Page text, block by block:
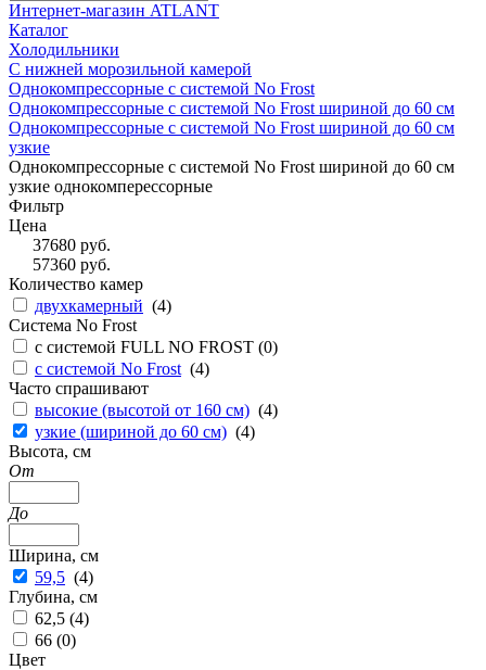
Интернет-магазин ATLANT
Каталог
Холодильники
С нижней морозильной камерой
Однокомпрессорные с системой No Frost
Однокомпрессорные с системой No Frost шириной до 60 см
Однокомпрессорные с системой No Frost шириной до 60 см
узкие
Однокомпрессорные с системой No Frost шириной до 60 см
узкие однокомперессорные
Фильтр
Цена
37680руб.
57360руб.
Количество камер
двухкамерный (4)
Система No Frost
с системой FULL NO FROST (0)
с системой No Frost (4)
Часто спрашивают
высокие (высотой от 160 см) (4)
узкие (шириной до 60 см) (4)
Высота, см
От
До
Ширина, см
59,5 (4)
Глубина, см
62,5 (4)
66 (0)
Цвет